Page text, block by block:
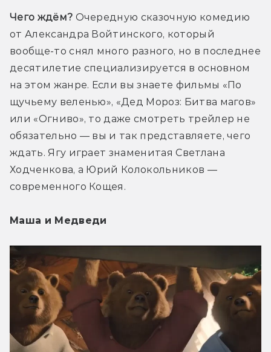
Чего ждём? Очередную сказочную комедию
от Александра Войтинского, который
вообще-то снял много разного, но в последнее
десятилетие специализируется в основном
на этом жанре. Если вы знаете фильмы «По
щучьему веленью», «Дед Мороз: Битва магов»
или «Огниво», то даже смотреть трейлер не
обязательно — вы и так представляете, чего
ждать. Ягу играет знаменитая Светлана
Ходченкова, а Юрий Колокольников —
современного Кощея.
Маша и Медведи